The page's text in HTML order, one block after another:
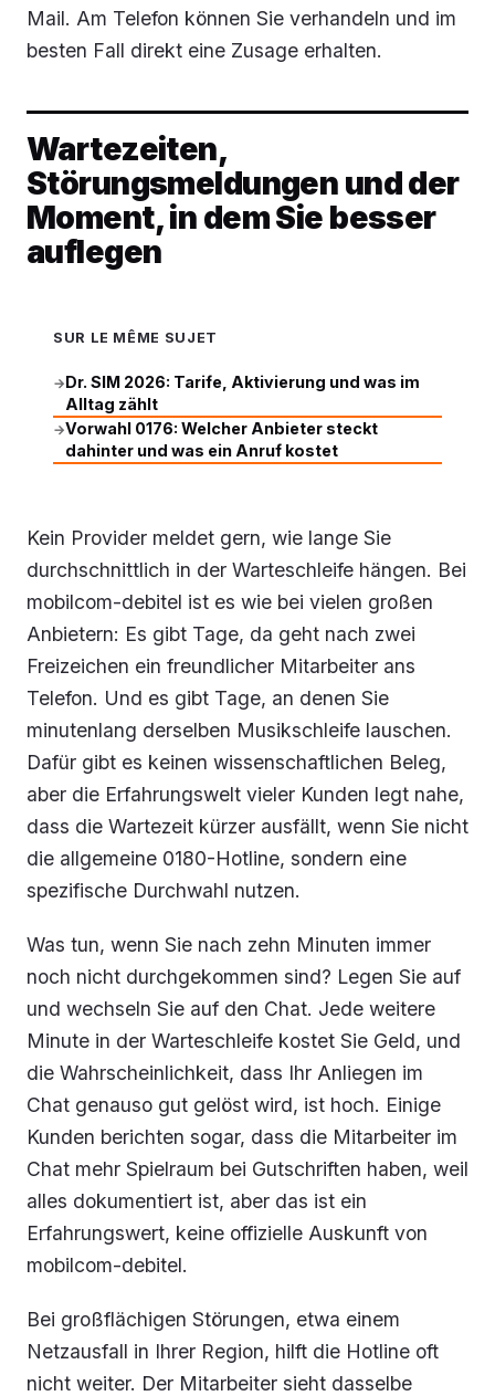
Mail. Am Telefon können Sie verhandeln und im
besten Fall direkt eine Zusage erhalten.
Wartezeiten,
Störungsmeldungen und der
Moment, in dem Sie besser
auflegen
SUR LE MÊME SUJET
→Dr. SIM 2026: Tarife, Aktivierung und was im
Alltag zählt
→Vorwahl 0176: Welcher Anbieter steckt
dahinter und was ein Anruf kostet
Kein Provider meldet gern, wie lange Sie
durchschnittlich in der Warteschleife hängen. Bei
mobilcom-debitel ist es wie bei vielen großen
Anbietern: Es gibt Tage, da geht nach zwei
Freizeichen ein freundlicher Mitarbeiter ans
Telefon. Und es gibt Tage, an denen Sie
minutenlang derselben Musikschleife lauschen.
Dafür gibt es keinen wissenschaftlichen Beleg,
aber die Erfahrungswelt vieler Kunden legt nahe,
dass die Wartezeit kürzer ausfällt, wenn Sie nicht
die allgemeine 0180-Hotline, sondern eine
spezifische Durchwahl nutzen.
Was tun, wenn Sie nach zehn Minuten immer
noch nicht durchgekommen sind? Legen Sie auf
und wechseln Sie auf den Chat. Jede weitere
Minute in der Warteschleife kostet Sie Geld, und
die Wahrscheinlichkeit, dass Ihr Anliegen im
Chat genauso gut gelöst wird, ist hoch. Einige
Kunden berichten sogar, dass die Mitarbeiter im
Chat mehr Spielraum bei Gutschriften haben, weil
alles dokumentiert ist, aber das ist ein
Erfahrungswert, keine offizielle Auskunft von
mobilcom-debitel.
Bei großflächigen Störungen, etwa einem
Netzausfall in Ihrer Region, hilft die Hotline oft
nicht weiter. Der Mitarbeiter sieht dasselbe